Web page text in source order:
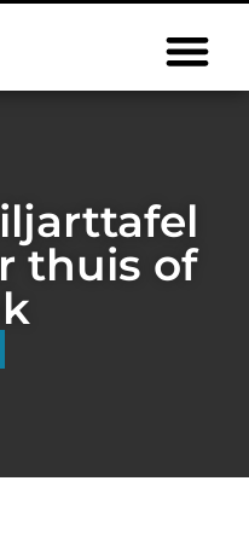
thuis of